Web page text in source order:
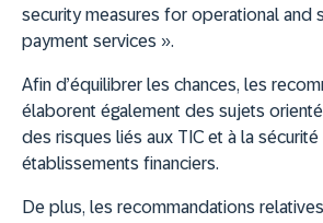
security measures for operational and
payment services ».
Afin d’équilibrer les chances, les
élaborent également des sujets
des risques liés aux TIC et à la sécurité
établissements financiers.
De plus, les recommandations